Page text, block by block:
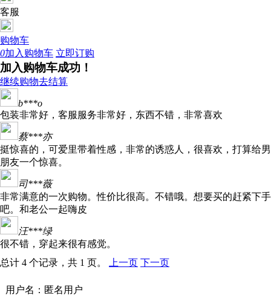
客服
购物车
0加入购物车 立即订购
加入购物车成功！
继续购物去结算
b***o
包装非常好，客服服务非常好，东西不错，非常喜欢
蔡***亦
挺惊喜的，可爱里带着性感，非常的诱惑人，很喜欢，打算给男
朋友一个惊喜。
司***薇
非常满意的一次购物。性价比很高。不错哦。想要买的赶紧下手
吧。和老公一起嗨皮
汪***绿
很不错，穿起来很有感觉。
总计 4 个记录，共 1 页。
上一页 下一页
用户名：匿名用户